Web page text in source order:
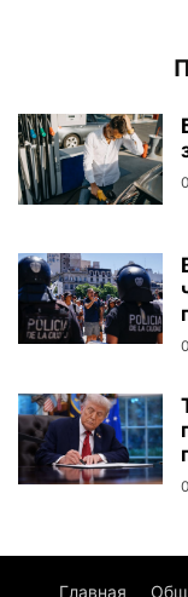
Главная